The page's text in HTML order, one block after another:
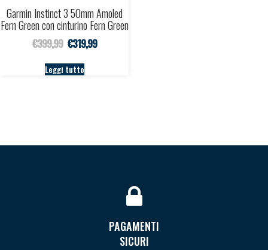
Garmin Instinct 3 50mm Amoled
Fern Green con cinturino Fern Green
€399,99 Il prezzo originale era: €399,99.
€319,99Il prezzo attuale è: €319,99.
Leggi tutto
PAGAMENTI
SICURI